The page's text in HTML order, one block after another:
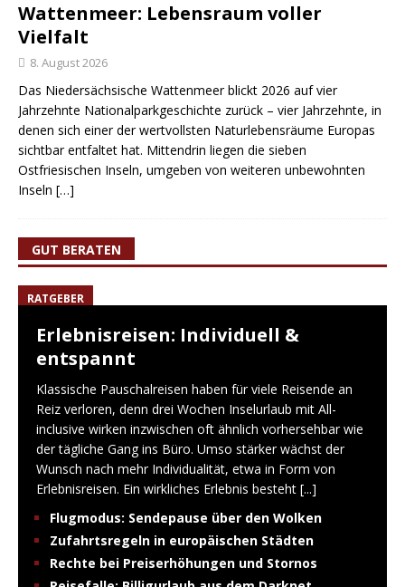
Wattenmeer: Lebensraum voller
Vielfalt
8. August 2026
Das Niedersächsische Wattenmeer blickt 2026 auf vier
Jahrzehnte Nationalparkgeschichte zurück – vier Jahrzehnte, in
denen sich einer der wertvollsten Naturlebensräume Europas
sichtbar entfaltet hat. Mittendrin liegen die sieben
Ostfriesischen Inseln, umgeben von weiteren unbewohnten
Inseln […]
GUT BERATEN
RATGEBER
Erlebnisreisen: Individuell &
entspannt
Klassische Pauschalreisen haben für viele Reisende an
Reiz verloren, denn drei Wochen Inselurlaub mit All-
inclusive wirken inzwischen oft ähnlich vorhersehbar wie
der tägliche Gang ins Büro. Umso stärker wächst der
Wunsch nach mehr Individualität, etwa in Form von
Erlebnisreisen. Ein wirkliches Erlebnis besteht [...]
Flugmodus: Sendepause über den Wolken
Zufahrtsregeln in europäischen Städten
Rechte bei Preiserhöhungen und Stornos